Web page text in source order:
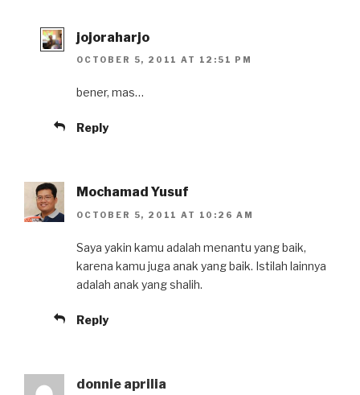
jojoraharjo
OCTOBER 5, 2011 AT 12:51 PM
bener, mas…
Reply
Mochamad Yusuf
OCTOBER 5, 2011 AT 10:26 AM
Saya yakin kamu adalah menantu yang baik,
karena kamu juga anak yang baik. Istilah lainnya
adalah anak yang shalih.
Reply
donnie aprilia